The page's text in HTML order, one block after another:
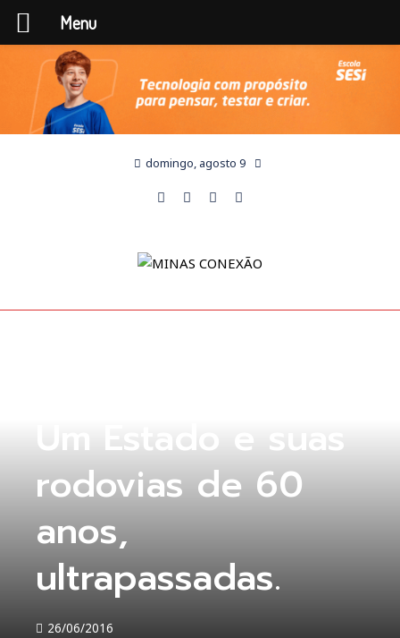
domingo, agosto 9
Um Estado e suas
rodovias de 60
anos,
ultrapassadas.
26/06/2016
Menu